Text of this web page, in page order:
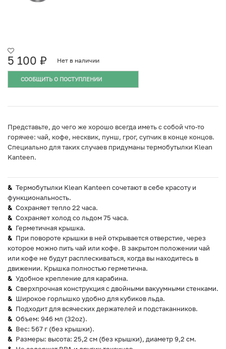
5 100 ₽ Нет в наличии
СООБЩИТЬ О ПОСТУПЛЕНИИ
Представьте, до чего же хорошо всегда иметь с собой что-то
горячее: чай, кофе, несквик, пунш, грог, супчик в конце концов.
Специально для таких случаев придуманы термобутылки Klean
Kanteen.
Термобутылки Klean Kanteen сочетают в себе красоту и
функциональность.
Сохраняет тепло 22 часа.
Сохраняет холод со льдом 75 часа.
Герметичная крышка.
При повороте крышки в ней открывается отверстие, через
которое можно пить чай или кофе. В закрытом положении чай
или кофе не будут расплескиваться, когда вы находитесь в
движении. Крышка полностью герметична.
Удобное крепление для карабина.
Сверхпрочная конструкция с двойными вакуумными стенками.
Широкое горлышко удобно для кубиков льда.
Подходит для всяческих держателей и подстаканников.
Объем: 946 мл (32oz).
Вес: 567 г (без крышки).
Размеры: высота: 25,2 см (без крышки), диаметр 9,2 см.